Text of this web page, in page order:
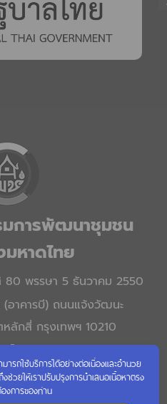
การพัฒนาชุมชน
มหาดไทย
80 พรรษา 5 ธันวาคม 2550
(อาคารบี) ถนนแจ้งวัฒนะ
ลักสี่ กรุงเทพฯ 10210
โทรสาร 0 2143 8917
ารถใช้บริการได้อย่างต่อเนื่องและอำนวย
ช่วยให้เราปรับปรุงการนำเสนอเนื้อหาตรง
งการของท่าน